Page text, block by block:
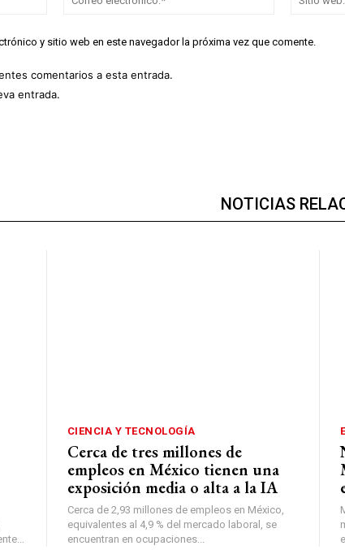
y sitio web en este navegador la próxima vez que comente.
comentarios a esta entrada.
entrada.
NOTICIAS
CIENCIA Y TECNOLOGÍA
Cerca de tres millones de
empleos en México tienen una
exposición media o alta a la IA
Cerca de 2,93 millones de empleos en México,
equivalentes al 4,9 % del mercado laboral, se
encuentran en ocupaciones...